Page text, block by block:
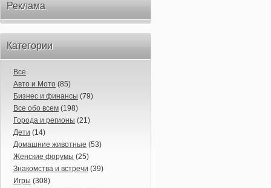
Реклама
Категории
Все
Авто и Мото (85)
Бизнес и финансы (79)
Все обо всем (198)
Города и регионы (21)
Дети (14)
Домашние животные (53)
Женские форумы (25)
Знакомства и встречи (39)
Игры (308)